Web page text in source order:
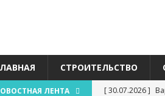
СТРОИТЕЛЬСТВО
ЛЕНТА [ 30.07.2026 ]